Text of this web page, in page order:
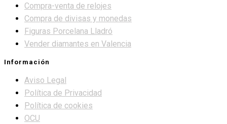
Compra-venta de relojes
Compra de divisas y monedas
Figuras Porcelana Lladró
Vender diamantes en Valencia
Información
Aviso Legal
Política de Privacidad
Política de cookies
OCU